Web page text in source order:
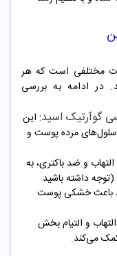
مختلفی است که هر
در ادامه به بررسی
گوآرتیک اسید: این
سلول‌های مرده پوست و
و ضد باکتری، به
داشته باشید
باعث خشکی پوست
و التیام بخش
می‌کند.